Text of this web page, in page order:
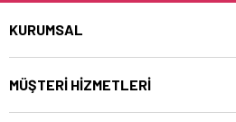
KURUMSAL
MÜŞTERİ HİZMETLERİ